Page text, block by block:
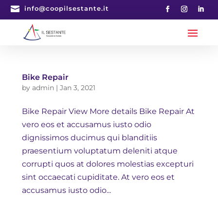
 info@coopilsestante.it
Bike Repair
by admin| Jan 3, 2021
Bike Repair View More details Bike Repair At
vero eos et accusamus iusto odio
dignissimos ducimus qui blanditiis
praesentium voluptatum deleniti atque
corrupti quos at dolores molestias excepturi
sint occaecati cupiditate. At vero eos et
accusamus iusto odio...